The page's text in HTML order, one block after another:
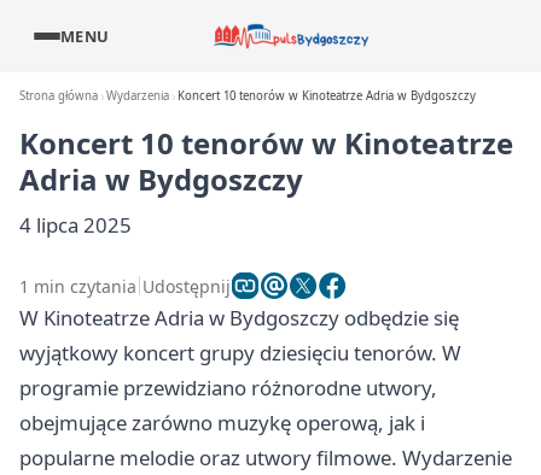
MENU
Strona główna Wydarzenia Koncert 10 tenorów w Kinoteatrze Adria w Bydgoszczy
Koncert 10 tenorów w Kinoteatrze
Adria w Bydgoszczy
4 lipca 2025
1 min czytania Udostępnij
W Kinoteatrze Adria w Bydgoszczy odbędzie się
wyjątkowy koncert grupy dziesięciu tenorów. W
programie przewidziano różnorodne utwory,
obejmujące zarówno muzykę operową, jak i
popularne melodie oraz utwory filmowe. Wydarzenie